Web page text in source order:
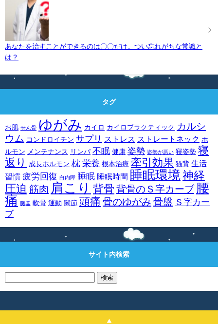
あなたを治すことができるのは〇〇だけ。つい忘れがちな常識と
は？
タグ
お肌 せん骨 ゆがみ カイロ カイロプラクティック カルシ
ウム コンドロイチン サプリ ストレス ストレートネック ホ
ルモン メンテナンス リンパ 不眠 健康 姿勢 姿勢が悪い 寝姿勢 寝
返り
成長ホルモン 枕栄養 根本治療 牽引効果 猫背 生活
習慣 疲労回復 白内障 睡眠 睡眠時間 睡眠環境神経
圧迫 筋肉 肩こり 背骨 背骨のＳ字カーブ 腰
痛 臓器 軟骨 運動 関節 頭痛 骨のゆがみ 骨盤 Ｓ字カー
ブ
サイト内検索